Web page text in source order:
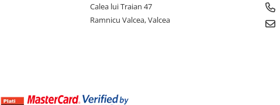
Calea lui Traian 47
Ramnicu Valcea, Valcea